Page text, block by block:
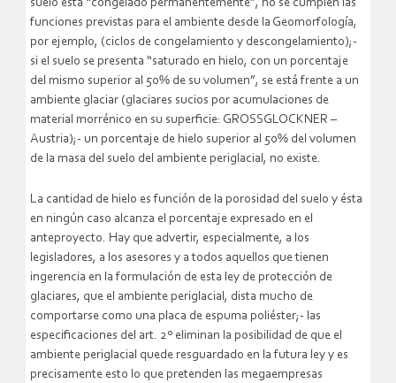
suelo está “congelado permanentemente”, no se cumplen las
funciones previstas para el ambiente desde la Geomorfología,
por ejemplo, (ciclos de congelamiento y descongelamiento);-
si el suelo se presenta “saturado en hielo, con un porcentaje
del mismo superior al 50% de su volumen”, se está frente a un
ambiente glaciar (glaciares sucios por acumulaciones de
material morrénico en su superficie: GROSSGLOCKNER –
Austria);- un porcentaje de hielo superior al 50% del volumen
de la masa del suelo del ambiente periglacial, no existe.
La cantidad de hielo es función de la porosidad del suelo y ésta
en ningún caso alcanza el porcentaje expresado en el
anteproyecto. Hay que advertir, especialmente, a los
legisladores, a los asesores y a todos aquellos que tienen
ingerencia en la formulación de esta ley de protección de
glaciares, que el ambiente periglacial, dista mucho de
comportarse como una placa de espuma poliéster;- las
especificaciones del art. 2º eliminan la posibilidad de que el
ambiente periglacial quede resguardado en la futura ley y es
precisamente esto lo que pretenden las megaempresas